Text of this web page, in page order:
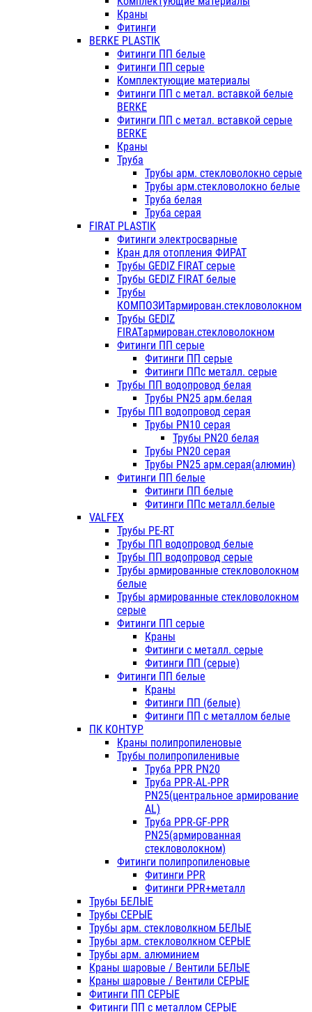
Краны
Фитинги
BERKE PLASTIK
Фитинги ПП белые
Фитинги ПП серые
Комплектующие материалы
Фитинги ПП с метал. вставкой белые
BERKE
Фитинги ПП с метал. вставкой серые
BERKE
Краны
Труба
Трубы арм. стекловолокно серые
Трубы арм.стекловолокно белые
Труба белая
Труба серая
FIRAT PLASTIK
Фитинги электросварные
Кран для отопления ФИРАТ
Трубы GEDIZ FIRAT серые
Трубы GEDIZ FIRAT белые
Трубы
КОМПОЗИТармирован.стекловолокном
Трубы GEDIZ
FIRATармирован.стекловолокном
Фитинги ПП серые
Фитинги ПП серые
Фитинги ППс металл. серые
Трубы ПП водопровод белая
Трубы PN25 арм.белая
Трубы ПП водопровод серая
Трубы PN10 серая
Трубы PN20 белая
Трубы PN20 серая
Трубы PN25 арм.серая(алюмин)
Фитинги ПП белые
Фитинги ПП белые
Фитинги ППс металл.белые
VALFEX
Трубы PE-RT
Трубы ПП водопровод белые
Трубы ПП водопровод серые
Трубы армированные стекловолокном
белые
Трубы армированные стекловолокном
серые
Фитинги ПП серые
Краны
Фитинги с металл. серые
Фитинги ПП (серые)
Фитинги ПП белые
Краны
Фитинги ПП (белые)
Фитинги ПП с металлом белые
ПК КОНТУР
Краны полипропиленовые
Трубы полипропиленивые
Труба PPR PN20
Труба PPR-AL-PPR
PN25(центральное армирование
AL)
Труба PPR-GF-PPR
PN25(армированная
стекловолокном)
Фитинги полипропиленовые
Фитинги PPR
Фитинги PPR+металл
Трубы БЕЛЫЕ
Трубы СЕРЫЕ
Трубы арм. стекловолкном БЕЛЫЕ
Трубы арм. стекловолкном СЕРЫЕ
Трубы арм. алюминием
Краны шаровые / Вентили БЕЛЫЕ
Краны шаровые / Вентили СЕРЫЕ
Фитинги ПП СЕРЫЕ
Фитинги ПП с металлом СЕРЫЕ